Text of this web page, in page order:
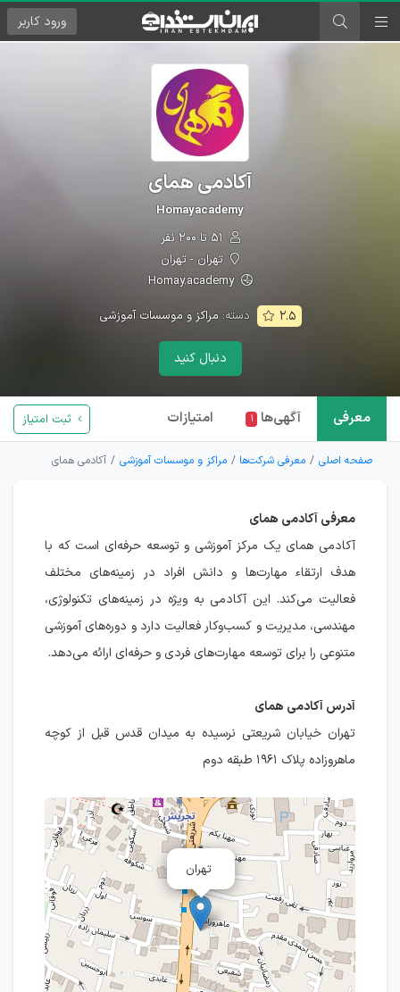
ورود کاربر
آکادمی همای
Homayacademy
تهران - تهران
Homay.academy
۲.۵ دسته:مراکز و موسسات آموزشی
دنبال کنید
معرفی آگهی‌ها ۱ امتیازات ثبت امتیاز
صفحه اصلی معرفی شرکت‌ها مراکز و موسسات آموزشی آکادمی همای
معرفی آکادمی همای
آکادمی همای یک مرکز آموزشی و توسعه حرفه‌ای است که با
هدف ارتقاء مهارت‌ها و دانش افراد در زمینه‌های مختلف
فعالیت می‌کند. این آکادمی به ویژه در زمینه‌های تکنولوژی،
مهندسی، مدیریت و کسب‌وکار فعالیت دارد و دوره‌های آموزشی
متنوعی را برای توسعه مهارت‌های فردی و حرفه‌ای ارائه می‌دهد.
آدرس آکادمی همای
تهران خیابان شریعتی نرسیده به میدان قدس قبل از کوچه
ماهروزاده پلاک ۱۹۶۱ طبقه دوم
تهران